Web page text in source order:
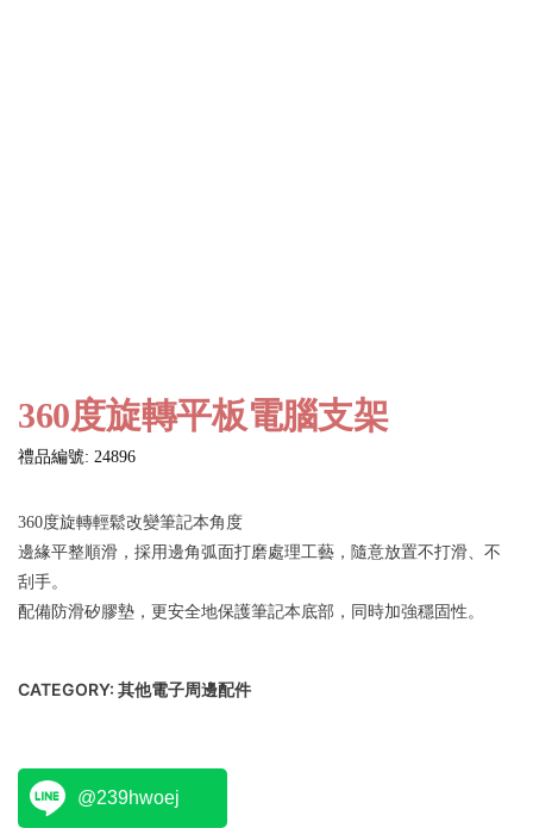
360度旋轉平板電腦支架
禮品編號: 24896
360度旋轉輕鬆改變筆記本角度
邊緣平整順滑，採用邊角弧面打磨處理工藝，隨意放置不打滑、不
刮手。
配備防滑矽膠墊，更安全地保護筆記本底部，同時加強穩固性。
CATEGORY: 其他電子周邊配件
@239hwoej